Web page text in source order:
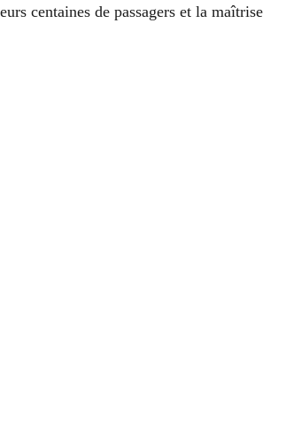
centaines de passagers et la maîtrise